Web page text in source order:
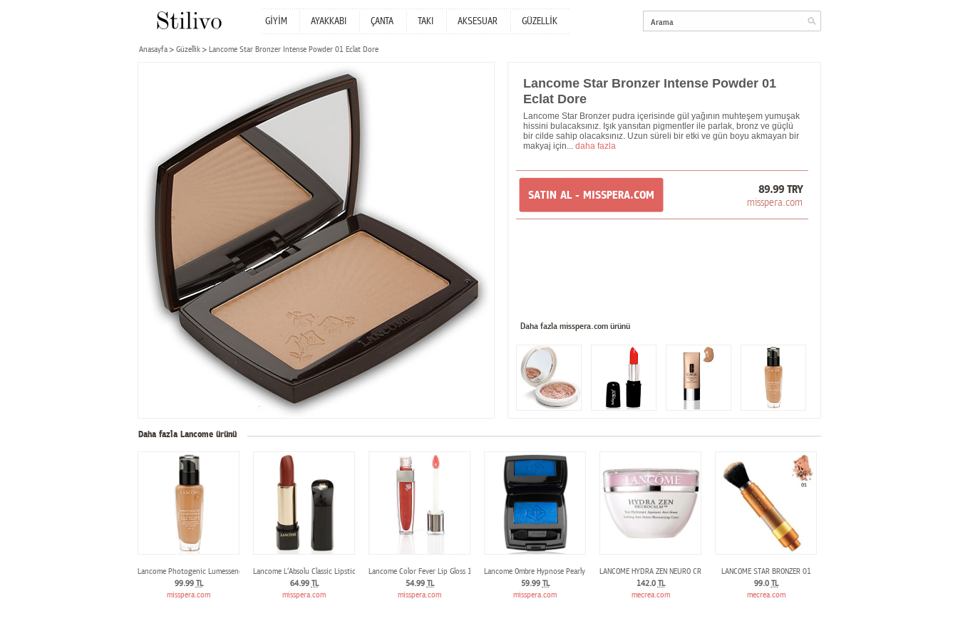
GİYİM AYAKKABI ÇANTA TAKI AKSESUAR GÜZELLİK
Anasayfa Güzellik Lancome Star Bronzer Intense Powder 01 Eclat Dore
Lancome Star Bronzer Intense Powder 01
Eclat Dore
Lancome Star Bronzer pudra içerisinde gül yağının muhteşem yumuşak
hissini bulacaksınız. Işık yansıtan pigmentler ile parlak, bronz ve güçlü
bir cilde sahip olacaksınız. Uzun süreli bir etki ve gün boyu akmayan bir
makyaj için... daha fazla
SATIN AL - MISSPERA.COM 89.99 TRY
misspera.com
Daha fazla misspera.com ürünü
Daha fazla Lancome ürünü
Lancome Photogenic Lumessence Fondöten 01 Beige Albatre
99.99 TL
misspera.com
Lancome L‘Absolu Classic Lipstick 078 Brun Fresque
64.99 TL
misspera.com
Lancome Color Fever Lip Gloss 102
54.99 TL
misspera.com
Lancome Ombre Hypnose Pearly Mono Eyeshadow 207 Blue De France
59.99 TL
misspera.com
LANCOME HYDRA ZEN NEURO CREAM 50ml
142.0 TL
mecrea.com
LANCOME STAR BRONZER 01
99.0 TL
mecrea.com